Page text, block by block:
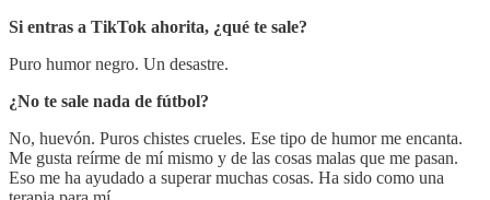
Si entras a TikTok ahorita, ¿qué te sale?
Puro humor negro. Un desastre.
¿No te sale nada de fútbol?
No, huevón. Puros chistes crueles. Ese tipo de humor me encanta.
Me gusta reírme de mí mismo y de las cosas malas que me pasan.
Eso me ha ayudado a superar muchas cosas. Ha sido como una